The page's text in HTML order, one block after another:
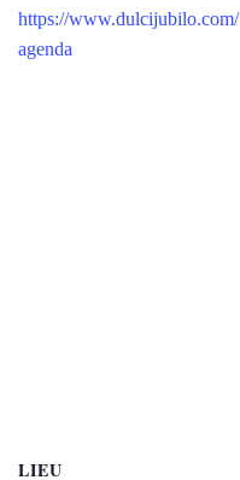
https://www.dulcijubilo.com/
agenda
LIEU